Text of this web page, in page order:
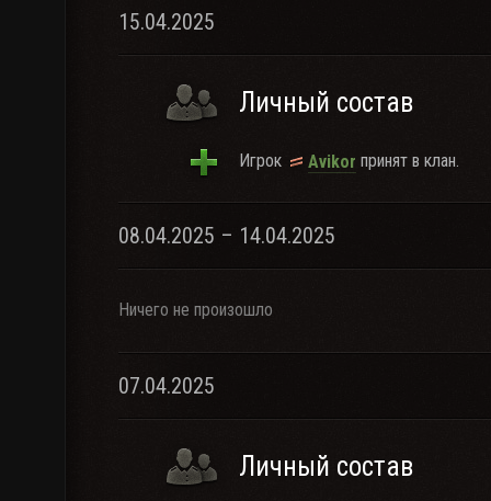
15.04.2025
Личный состав
Игрок Avikor принят в клан.
08.04.2025 – 14.04.2025
Ничего не произошло
07.04.2025
Личный состав